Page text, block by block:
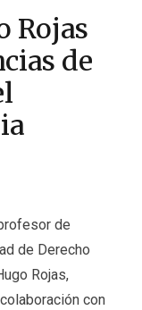
Rojas
de
de
de Derecho
Rojas,
con